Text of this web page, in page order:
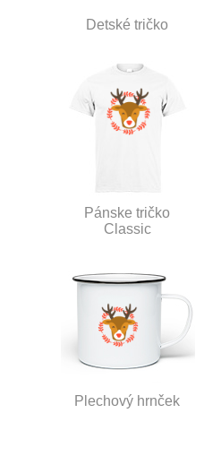
Detské tričko
Pánske tričko
Classic
Plechový hrnček